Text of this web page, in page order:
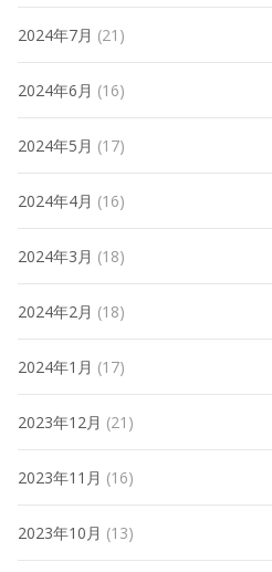
2024年7月 (21)
2024年6月 (16)
2024年5月 (17)
2024年4月 (16)
2024年3月 (18)
2024年2月 (18)
2024年1月 (17)
2023年12月 (21)
2023年11月 (16)
2023年10月 (13)